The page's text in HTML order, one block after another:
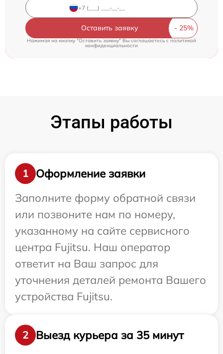
Оставить заявку
Нажимая на кнопку "Оставить заявку" Вы соглашаетесь cполитикой
конфиденциальности
Этапы работы
1
Оформление заявки
Заполните форму обратной связи
или позвоните нам по номеру,
указанному на сайте сервисного
центра Fujitsu. Наш оператор
ответит на Ваш запрос для
уточнения деталей ремонта Вашего
устройства Fujitsu.
2
Выезд курьера за 35 минут